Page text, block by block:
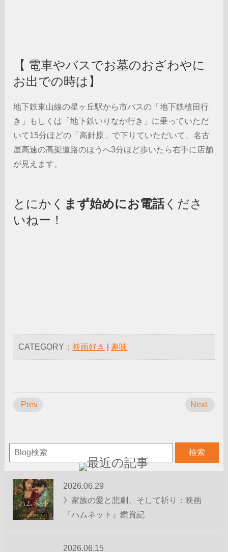
【 電車やバスでお墓のおざわやに
お出での時は】
地下鉄東山線の星ヶ丘駅から市バスの「地下鉄植田行
き」もしくは「地下鉄いりなか行き」に乗っていただ
いて15分ほどの「高針原」で下りていただいて、名古
屋高速の高架道路のほうへ3分ほど歩いたら右手に店舗
が見えます。
とにかく まず始めにお電話くださ
いねー！
CATEGORY： 映画好き 趣味
Prev Next
2026.06.29
》家族の愛と悲劇、そして祈り：映画
『ハムネット』鑑賞記
2026.06.15